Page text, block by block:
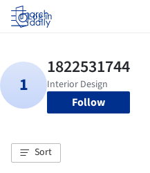
Log in
Follow
Sort